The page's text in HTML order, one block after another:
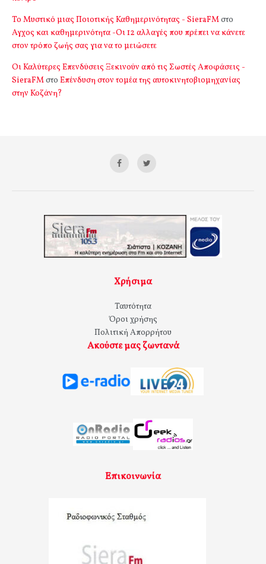
Το Μυστικό μιας Ποιοτικής Καθημερινότητας - SieraFMστο
Αγχος και καθημερινότητα -Οι 12 αλλαγές που πρέπει να κάνετε
στον τρόπο ζωής σας για να το μειώσετε
Οι Καλύτερες Επενδύσεις Ξεκινούν από τις Σωστές Αποφάσεις -
SieraFMστο Επένδυση στον τομέα της αυτοκινητοβιομηχανίας
στην Κοζάνη?
Χρήσιμα
Ταυτότητα
Όροι χρήσης
Πολιτική Απορρήτου
Ακούστε μας ζωντανά
Επικοινωνία